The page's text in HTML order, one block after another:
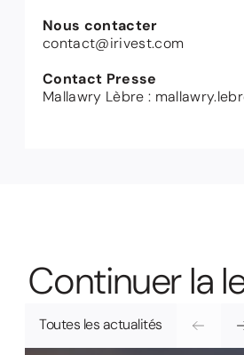
Nous contacter
contact@irivest.com
Contact Presse
Mallawry Lèbre :
Continuerla l
Toutes les actualités